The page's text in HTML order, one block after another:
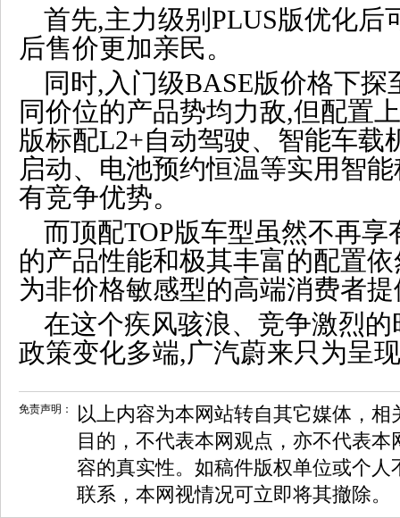
首先,主力级别PLUS版优化后
后售价更加亲民。
同时,入门级BASE版价格下探
同价位的产品势均力敌,但配置
版标配L2+自动驾驶、智能车载
启动、电池预约恒温等实用智
有竞争优势。
而顶配TOP版车型虽然不再
的产品性能和极其丰富的配置
为非价格敏感型的高端消费者
在这个疾风骇浪、竞争激烈
政策变化多端,广汽蔚来只为呈
免责声明：
以上内容为本网站转自其它媒体，
目的，不代表本网观点，亦不代表
容的真实性。如稿件版权单位或个
联系，本网视情况可立即将其撤除。